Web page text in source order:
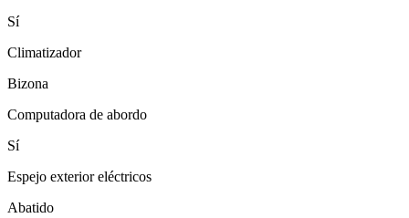
Sí
Climatizador
Bizona
Computadora de abordo
Sí
Espejo exterior eléctricos
Abatido